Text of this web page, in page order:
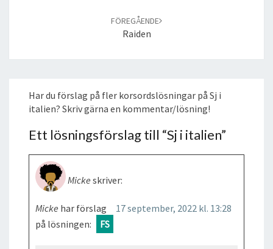
FÖREGÅENDE
Raiden
Har du förslag på fler korsordslösningar på Sj i
italien? Skriv gärna en kommentar/lösning!
Ett lösningsförslag till “Sj i italien”
Micke skriver:
17 september, 2022 kl. 13:28
Micke har förslag
på lösningen:
FS